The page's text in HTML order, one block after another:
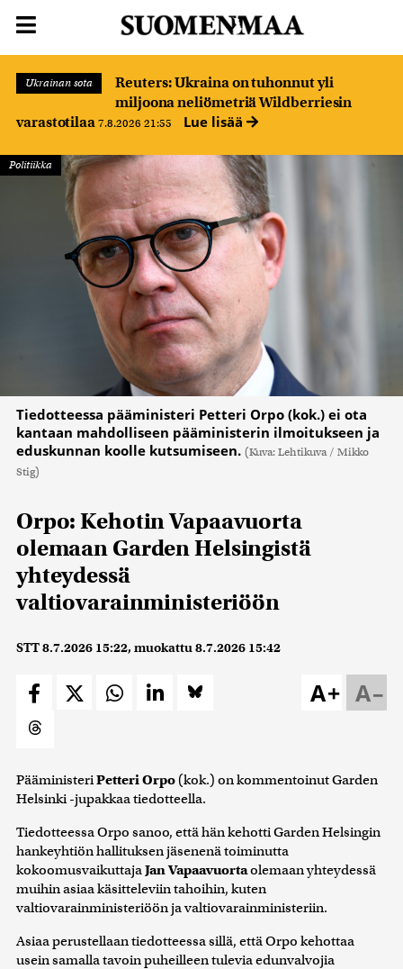
Ukrainan sota
Reuters: Ukraina on tuhonnut yli
miljoona neliömetriä Wildberriesin
varastotilaa 7.8.2026 21:55 Lue lisää
Politiikka
Tiedotteessa pääministeri Petteri Orpo (kok.) ei ota
kantaan mahdolliseen pääministerin ilmoitukseen ja
eduskunnan koolle kutsumiseen. (Kuva: Lehtikuva / Mikko
Stig)
Orpo: Kehotin Vapaavuorta
olemaan Garden Helsingistä
yhteydessä
valtiovarainministeriöön
STT8.7.2026 15:22, muokattu8.7.2026 15:42
A–
A+
PääministeriPetteri Orpo (kok.) on kommentoinut Garden
Helsinki -jupakkaa tiedotteella.
Tiedotteessa Orpo sanoo, että hän kehotti Garden Helsingin
hankeyhtiön hallituksen jäsenenä toiminutta
kokoomusvaikuttajaJan Vapaavuortaolemaan yhteydessä
muihin asiaa käsitteleviin tahoihin, kuten
valtiovarainministeriöön ja valtiovarainministeriin.
Asiaa perustellaan tiedotteessa sillä, että Orpo kehottaa
usein samalla tavoin puheilleen tulevia edunvalvojia